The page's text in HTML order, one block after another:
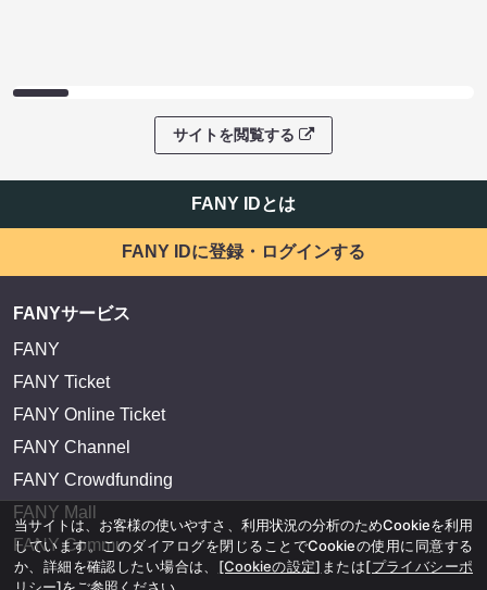
サイトを閲覧する
FANY IDとは
FANY IDに登録・ログインする
FANYサービス
FANY
FANY Ticket
FANY Online Ticket
FANY Channel
FANY Crowdfunding
FANY Mall
FANY Commu
当サイトは、お客様の使いやすさ、利用状況の分析のためCookieを利用
しています。このダイアログを閉じることでCookieの使用に同意する
か、詳細を確認したい場合は、 [Cookieの設定] または[プライバシーポ